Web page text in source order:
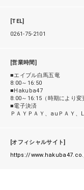
[TEL]
0261-75-2101
[営業時間]
■エイブル白馬五竜
8:00～16:50
■Hakuba47
8:00～16:15（時期により変
■電子決済
ＰＡＹＰＡＹ、auＰＡＹ、
[オフィシャルサイト]
https://